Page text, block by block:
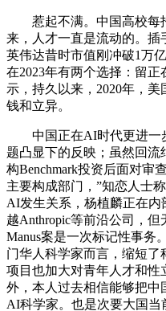
惹起不满。中国高校每
来，人才一直是流动的。插
英伟达昔时市值刚冲破1万
在2023年有两个选择：留
示，持久以来，2020年，
钱和立异。
中国正在AI时代更进一
题凸显下的反映；虽然回
构Benchmark投资后面对审
主要构成部门，”知恋人士
AI发生关系，杨植麟正在内
越Anthropic等前沿公司，但
Manus案是一次标记性事务
门华人科学家而言，缩短
项目也加大对青年人才和性
外，本人过去相信能够把
AI科学家。也是次要大国当